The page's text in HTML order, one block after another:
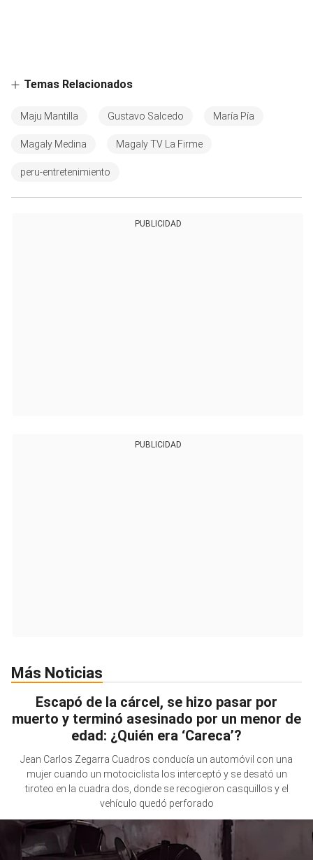
Temas Relacionados
Maju Mantilla Gustavo Salcedo María Pía
Magaly Medina Magaly TV La Firme
peru-entretenimiento
PUBLICIDAD
PUBLICIDAD
Más Noticias
Escapó de la cárcel, se hizo pasar por
muerto y terminó asesinado por un menor de
edad: ¿Quién era ‘Careca’?
Jean Carlos Zegarra Cuadros conducía un automóvil con una
mujer cuando un motociclista los interceptó y se desató un
tiroteo en la cuadra dos, donde se recogieron casquillos y el
vehículo quedó perforado